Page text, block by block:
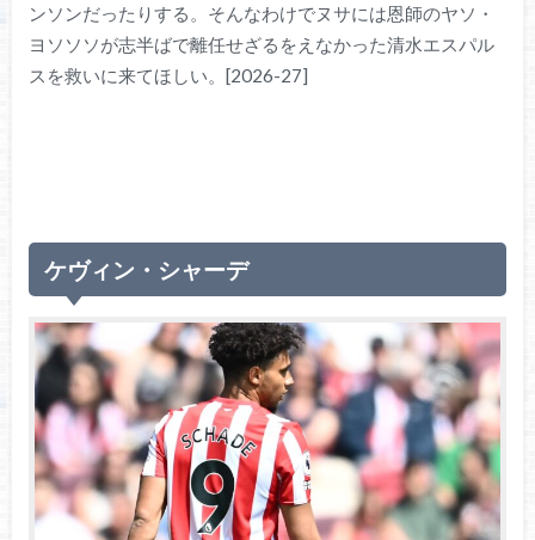
ンソンだったりする。そんなわけでヌサには恩師のヤソ・
ヨソソソが志半ばで離任せざるをえなかった清水エスパル
スを救いに来てほしい。[2026-27]
ケヴィン・シャーデ